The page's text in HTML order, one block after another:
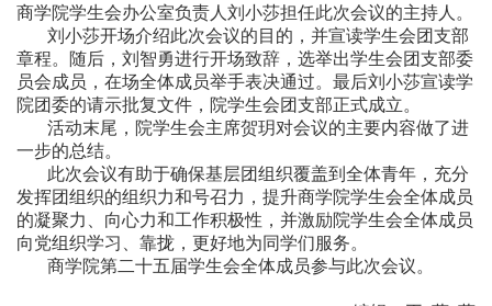
商学院学生会办公室负责人刘小莎担任此次会议的主持人。
刘小莎开场介绍此次会议的目的，并宣读学生会团支部
章程。随后，刘智勇进行开场致辞，选举出学生会团支部委
员会成员，在场全体成员举手表决通过。最后刘小莎宣读学
院团委的请示批复文件，院学生会团支部正式成立。
活动末尾，院学生会主席贺玥对会议的主要内容做了进
一步的总结。
此次会议有助于确保基层团组织覆盖到全体青年，充分
发挥团组织的组织力和号召力，提升商学院学生会全体成员
的凝聚力、向心力和工作积极性，并激励院学生会全体成员
向党组织学习、靠拢，更好地为同学们服务。
商学院第二十五届学生会全体成员参与此次会议。